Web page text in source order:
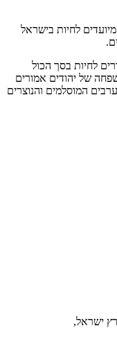
לחיות בישראל
לחיות בסך הכול
וקרובי משפחה של יהודים אמורים
מהאוכלוסייה; הערבים המוסלמים והנוצרים
ישראל,